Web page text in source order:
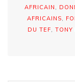
AFRICAIN
AFRICAINS
DU TEF
TONY